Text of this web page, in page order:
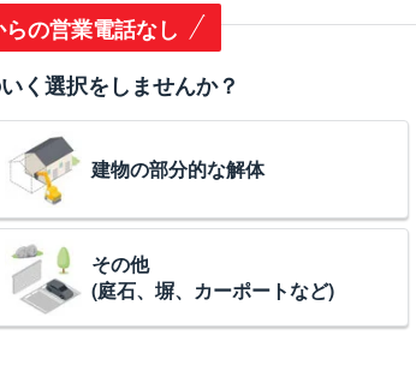
らの営業電話なし
く選択をしませんか？
建物の部分的な解体
その他
(庭石、塀、カーポートなど)